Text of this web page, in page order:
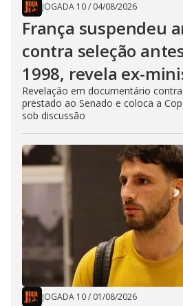
JOGADA 10/ 04/08/2026
França suspendeu
contra seleção
1998, revela ex-
Revelação em documentário
prestado ao Senado e coloca a
sob discussão
JOGADA 10/ 01/08/2026